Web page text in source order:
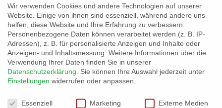
info@erfolgreich-events.de
+4940 46 777 230
06730_02
Wir verwenden Cookies und andere Technologien auf unserer
Website. Einige von ihnen sind essenziell, während andere uns
helfen, diese Website und Ihre Erfahrung zu verbessern.
Personenbezogene Daten können verarbeitet werden (z. B. IP-
Adressen), z. B. für personalisierte Anzeigen und Inhalte oder
Anzeigen- und Inhaltsmessung. Weitere Informationen über die
Verwendung Ihrer Daten finden Sie in unserer
Datenschutzerklärung
Sie können Ihre Auswahl jederzeit unter
Einstellungen widerrufen oder anpassen.
Datenschutzeinstellungen
Essenziell Marketing Externe Medien